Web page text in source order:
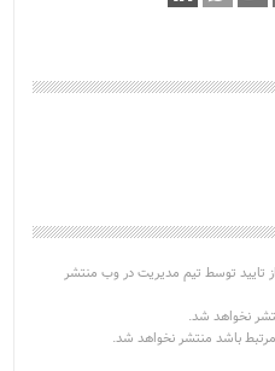
توسط تیم مدیریت در وب منتشر
نخواهد شد.
مرتبط باشد منتشر نخواهد شد.